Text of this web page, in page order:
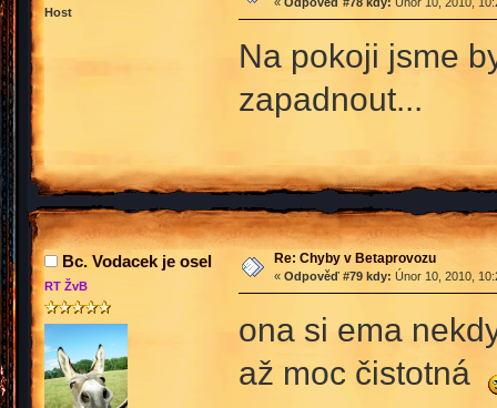
Host
Na pokoji jsme
zapadnout...
Bc. Vodacek je osel
RT ŽvB
Re: Chyby v Betaprovozu
« Odpověď #79 kdy: Únor 10, 2010,
ona si ema
až moc čistotná